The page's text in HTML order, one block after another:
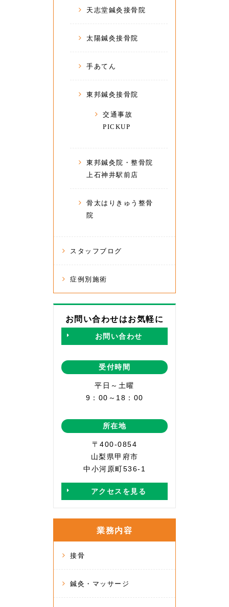
天志堂鍼灸接骨院
太陽鍼灸接骨院
手あてん
東邦鍼灸接骨院
交通事故
PICKUP
東邦鍼灸院・整骨院
上石神井駅前店
骨太はりきゅう整骨
院
スタッフブログ
症例別施術
お問い合わせはお気軽に
お問い合わせ
受付時間
平日～土曜
9：00～18：00
所在地
〒400-0854
山梨県甲府市
中小河原町536-1
アクセスを見る
業務内容
接骨
鍼灸・マッサージ